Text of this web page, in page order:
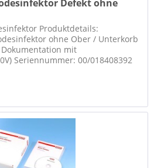
Defekt ohne
Produktdetails:
ohne Ober / Unterkorb
mit
Seriennummer: 00/018408392